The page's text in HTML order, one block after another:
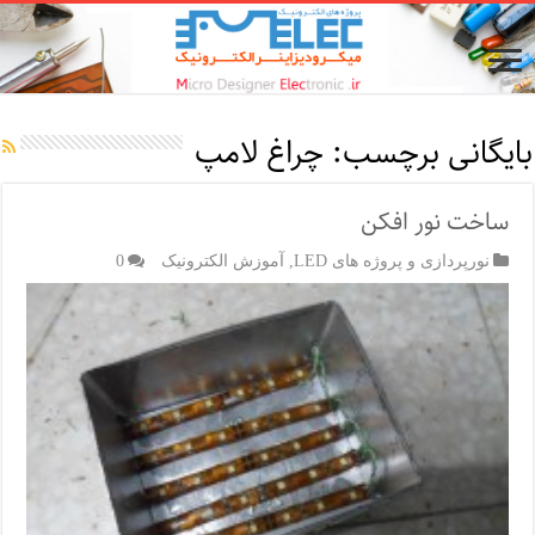
بایگانی برچسب: چراغ لامپ
ساخت نور افکن
نورپردازی و پروژه های LED آموزش الکترونیک 0